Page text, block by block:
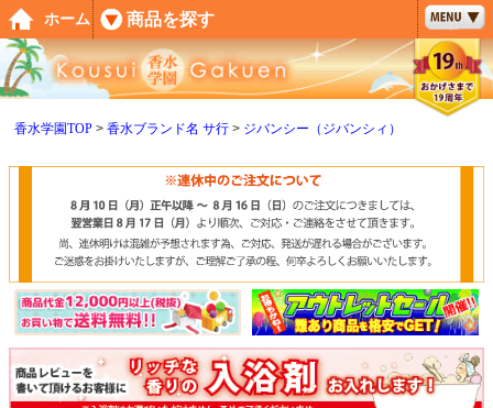
香水学園TOP 香水ブランド名 サ行 ジバンシー（ジバンシィ）
ペー
ジト
ップ
へ
ホーム 商品を探す